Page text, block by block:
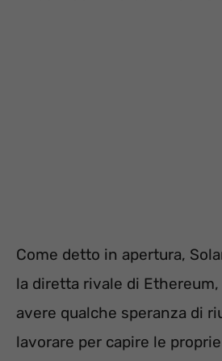
Come detto in apertura,
la diretta rivale di
avere qualche speranza di
lavorare per capire le